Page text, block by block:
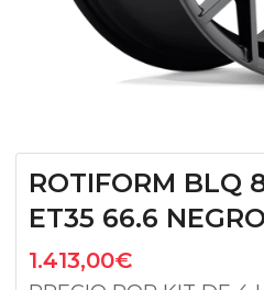
ROTIFORM BLQ
ET35 66.6 NEGRO
1.413,00€